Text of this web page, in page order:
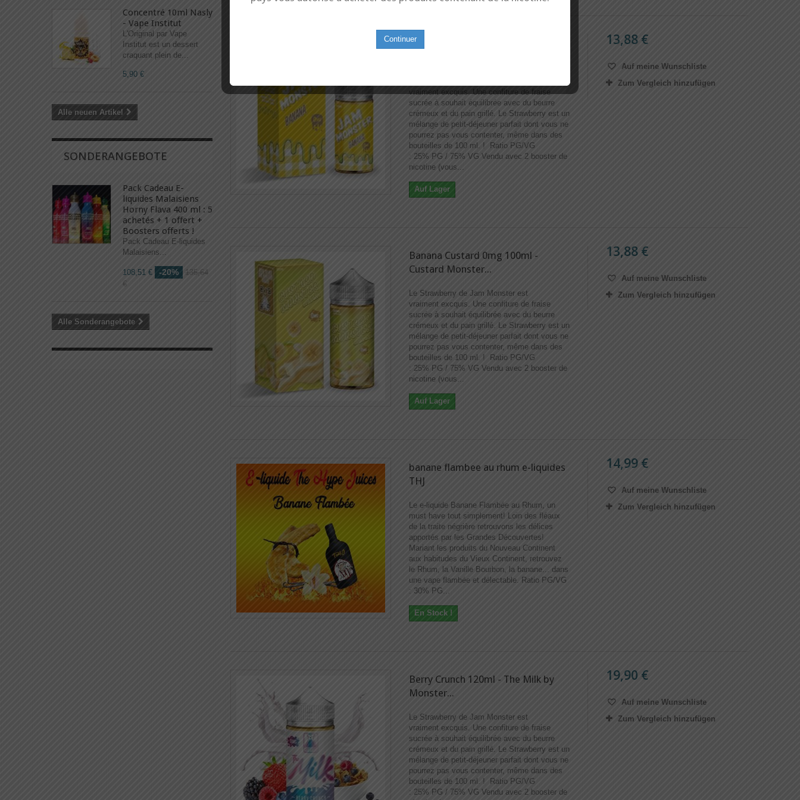
Concentré 10ml Nasly
- Vape Institut
L'Original par Vape
Institut est un dessert
craquant plein de...
5,90 €
Alle neuen Artikel
SONDERANGEBOTE
Pack Cadeau E-
liquides Malaisiens
Horny Flava 400 ml : 5
achetés + 1 offert +
Boosters offerts !
Pack Cadeau E-liquides
Malaisiens...
108,51 € -20%
135,64
€
Alle Sonderangebote
Banana 0mg 100ml - Jam Monster
vraiment excquis. Une confiture de fraise
sucrée à souhait équilibrée avec du beurre
crémeux et du pain grillé. Le Strawberry est un
mélange de petit-déjeuner parfait dont vous ne
pourrez pas vous contenter, même dans des
bouteilles de 100 ml. ! Ratio PG/VG
: 25% PG / 75% VG Vendu avec 2 booster de
nicotine (vous...
Auf Lager
13,88 €
Auf meine Wunschliste
Zum Vergleich hinzufügen
Banana Custard 0mg 100ml -
Custard Monster...
Le Strawberry de Jam Monster est
vraiment excquis. Une confiture de fraise
sucrée à souhait équilibrée avec du beurre
crémeux et du pain grillé. Le Strawberry est un
mélange de petit-déjeuner parfait dont vous ne
pourrez pas vous contenter, même dans des
bouteilles de 100 ml. ! Ratio PG/VG
: 25% PG / 75% VG Vendu avec 2 booster de
nicotine (vous...
Auf Lager
13,88 €
Auf meine Wunschliste
Zum Vergleich hinzufügen
banane flambee au rhum e-liquides
THJ
Le e-liquide Banane Flambée au Rhum, un
must have tout simplement! Loin des fléaux
de la traite négrière retrouvons les délices
apportés par les Grandes Découvertes!
Mariant les produits du Nouveau Continent
aux habitudes du Vieux Continent, retrouvez
le Rhum, la Vanille Bourbon, la banane... dans
une vape flambée et délectable. Ratio PG/VG
: 30% PG...
En Stock !
14,99 €
Auf meine Wunschliste
Zum Vergleich hinzufügen
Berry Crunch 120ml - The Milk by
Monster...
Le Strawberry de Jam Monster est
vraiment excquis. Une confiture de fraise
sucrée à souhait équilibrée avec du beurre
crémeux et du pain grillé. Le Strawberry est un
mélange de petit-déjeuner parfait dont vous ne
pourrez pas vous contenter, même dans des
bouteilles de 100 ml. ! Ratio PG/VG
: 25% PG / 75% VG Vendu avec 2 booster de
19,90 €
Auf meine Wunschliste
Zum Vergleich hinzufügen
Continuer